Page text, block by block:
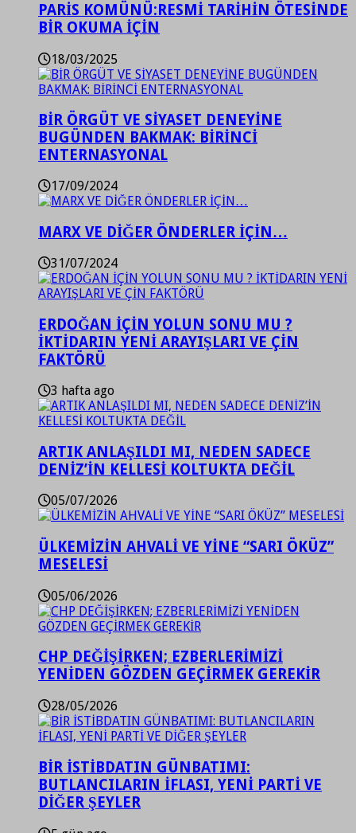
PARİS KOMÜNÜ:RESMİ TARİHİN ÖTESİNDE
BİR OKUMA İÇİN
18/03/2025
BİR ÖRGÜT VE SİYASET DENEYİNE
BUGÜNDEN BAKMAK: BİRİNCİ
ENTERNASYONAL
17/09/2024
MARX VE DİĞER ÖNDERLER İÇİN…
31/07/2024
ERDOĞAN İÇİN YOLUN SONU MU ?
İKTİDARIN YENİ ARAYIŞLARI VE ÇİN
FAKTÖRÜ
3 hafta ago
ARTIK ANLAŞILDI MI, NEDEN SADECE
DENİZ’İN KELLESİ KOLTUKTA DEĞİL
05/07/2026
ÜLKEMİZİN AHVALİ VE YİNE “SARI ÖKÜZ”
MESELESİ
05/06/2026
CHP DEĞİŞİRKEN; EZBERLERİMİZİ
YENİDEN GÖZDEN GEÇİRMEK GEREKİR
28/05/2026
BİR İSTİBDATIN GÜNBATIMI:
BUTLANCILARIN İFLASI, YENİ PARTİ VE
DİĞER ŞEYLER